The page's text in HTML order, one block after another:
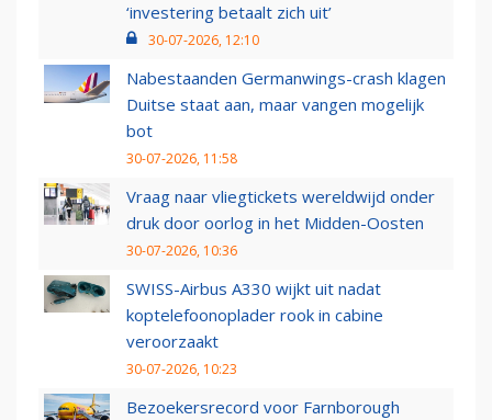
‘investering betaalt zich uit’
30-07-2026, 12:10
Nabestaanden Germanwings-crash klagen
Duitse staat aan, maar vangen mogelijk
bot
30-07-2026, 11:58
Vraag naar vliegtickets wereldwijd onder
druk door oorlog in het Midden-Oosten
30-07-2026, 10:36
SWISS-Airbus A330 wijkt uit nadat
koptelefoonoplader rook in cabine
veroorzaakt
30-07-2026, 10:23
Bezoekersrecord voor Farnborough